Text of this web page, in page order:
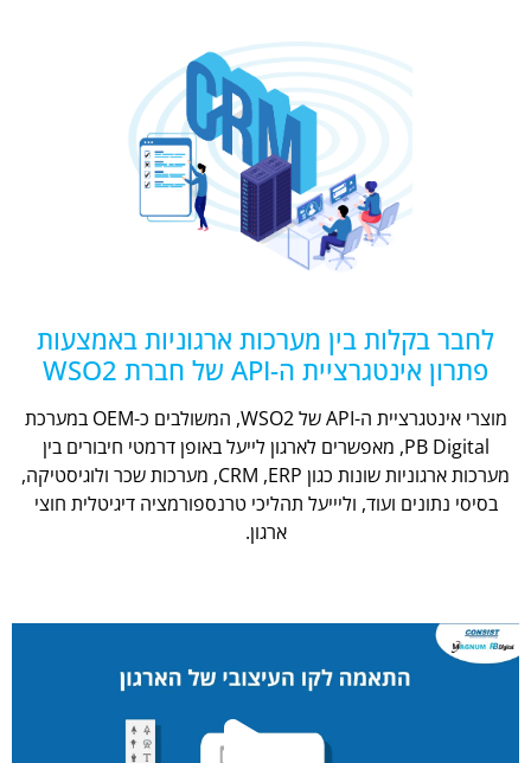
לחבר בקלות בין מערכות ארגוניות באמצעות
פתרון אינטגרציית ה-API של חברת WSO2
מוצרי אינטגרציית ה-API של WSO2, המשולבים כ-OEM במערכת
PB Digital, מאפשרים לארגון לייעל באופן דרמטי חיבורים בין
מערכות ארגוניות שונות כגון CRM ,ERP, מערכות שכר ולוגיסטיקה,
בסיסי נתונים ועוד, וליייעל תהליכי טרנספורמציה דיגיטלית חוצי
ארגון.